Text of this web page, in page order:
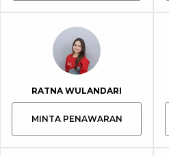
RATNA WULANDARI
MINTA PENAWARAN